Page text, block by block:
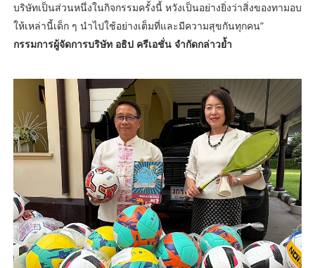
บริษัทเป็นส่วนหนึ่งในกิจกรรมครั้งนี้ หวังเป็นอย่างยิ่งว่าสิ่งของทามอบ
ให้เหล่านี้เด็ก ๆ นำไปใช้อย่างเต็มที่และมีความสุขกันทุกคน”
กรรมการผู้จัดการบริษัท อธิป ครีเอชั่น จำกัดกล่าวย้ำ